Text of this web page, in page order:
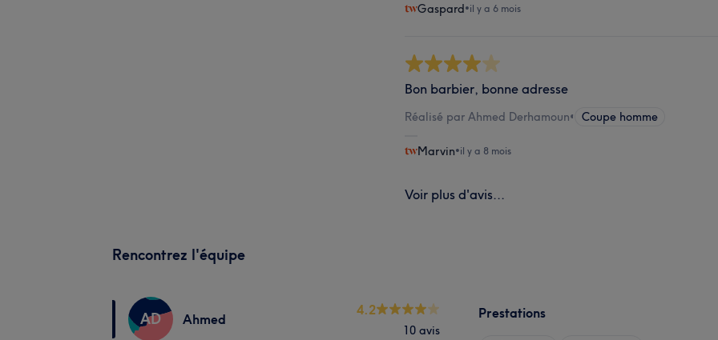
Gaspard•il y a 6 mois
Bon barbier, bonne adresse
Réalisé par Ahmed Derhamoun• Coupe homme
Marvin•il y a 8 mois
Voir plus d'avis...
Rencontrez l'équipe
AD Ahmed
4.2
10 avis
Prestations